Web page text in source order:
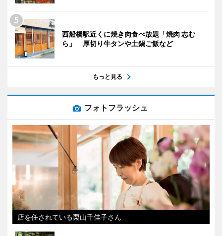
西船橋駅近くに焼き肉食べ放題「焼肉 志む
ら」 厚切り牛タンや土鍋ご飯など
もっと見る
フォトフラッシュ
店を任されている栗山千佳子さん